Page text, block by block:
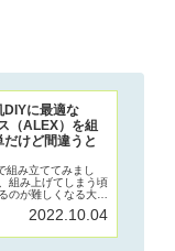
DIYに最適な
（ALEX）を組
けど間違うと
み立ててみまし
組み上げてしまう頃
のが難しくなる大き
た目が味気ないので
2022.10.04